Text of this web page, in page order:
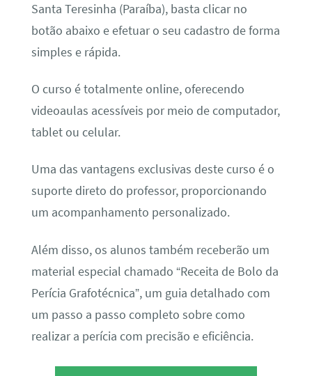
Santa Teresinha (Paraíba), basta clicar no
botão abaixo e efetuar o seu cadastro de forma
simples e rápida.
O curso é totalmente online, oferecendo
videoaulas acessíveis por meio de computador,
tablet ou celular.
Uma das vantagens exclusivas deste curso é o
suporte direto do professor, proporcionando
um acompanhamento personalizado.
Além disso, os alunos também receberão um
material especial chamado “Receita de Bolo da
Perícia Grafotécnica”, um guia detalhado com
um passo a passo completo sobre como
realizar a perícia com precisão e eficiência.